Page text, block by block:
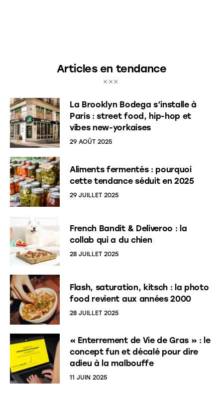
Articles en tendance
La Brooklyn Bodega s’installe à
Paris : street food, hip-hop et
vibes new-yorkaises
29 AOÛT 2025
Aliments fermentés : pourquoi
cette tendance séduit en 2025
29 JUILLET 2025
French Bandit & Deliveroo : la
collab qui a du chien
28 JUILLET 2025
Flash, saturation, kitsch : la photo
food revient aux années 2000
28 JUILLET 2025
« Enterrement de Vie de Gras » : le
concept fun et décalé pour dire
adieu à la malbouffe
11 JUIN 2025